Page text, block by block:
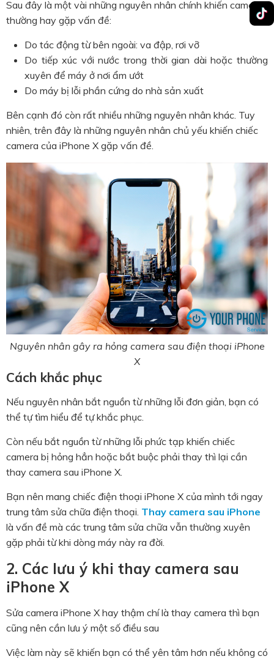
Sau đây là một vài những nguyên nhân chính khiến camera
thường hay gặp vấn đề:
Do tác động từ bên ngoài: va đập, rơi vỡ
Do tiếp xúc với nước trong thời gian dài hoặc thường
xuyên để máy ở nơi ẩm ướt
Do máy bị lỗi phần cứng do nhà sản xuất
Bên cạnh đó còn rất nhiều những nguyên nhân khác. Tuy
nhiên, trên đây là những nguyên nhân chủ yếu khiến chiếc
camera của iPhone X gặp vấn đề.
Nguyên nhân gây ra hỏng camera sau điện thoại iPhone
X
Cách khắc phục
Nếu nguyên nhân bắt nguồn từ những lỗi đơn giản, bạn có
thể tự tìm hiểu để tự khắc phục.
Còn nếu bắt nguồn từ những lỗi phức tạp khiến chiếc
camera bị hỏng hẳn hoặc bắt buộc phải thay thì lại cần
thay camera sau iPhone X.
Bạn nên mang chiếc điện thoại iPhone X của mình tới ngay
trung tâm sửa chữa điện thoại. Thay camera sau iPhone
là vấn đề mà các trung tâm sửa chữa vẫn thường xuyên
gặp phải từ khi dòng máy này ra đời.
2. Các lưu ý khi thay camera sau
iPhone X
Sửa camera iPhone X hay thậm chí là thay camera thì bạn
cũng nên cần lưu ý một số điều sau
Việc làm này sẽ khiến bạn có thể yên tâm hơn nếu không có